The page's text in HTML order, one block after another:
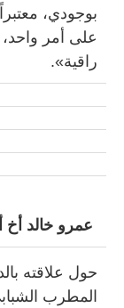
بوجودي،
على أمر واحد،
راقية».
عمرو خالد أخ
حول علاقته
المطرب